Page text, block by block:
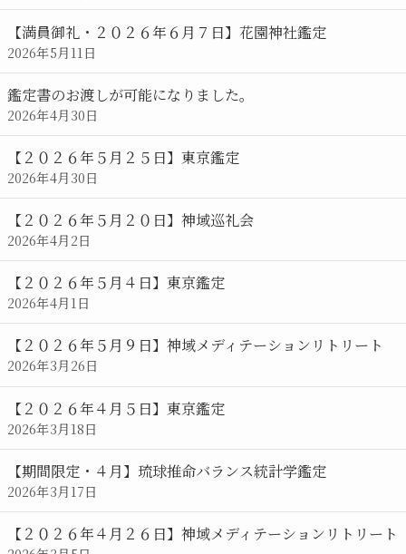
【満員御礼・２０２６年６月７日】花園神社鑑定
2026年5月11日
鑑定書のお渡しが可能になりました。
2026年4月30日
【２０２６年５月２５日】東京鑑定
2026年4月30日
【２０２６年５月２０日】神域巡礼会
2026年4月2日
【２０２６年５月４日】東京鑑定
2026年4月1日
【２０２６年５月９日】神域メディテーションリトリート
2026年3月26日
【２０２６年４月５日】東京鑑定
2026年3月18日
【期間限定・４月】琉球推命バランス統計学鑑定
2026年3月17日
【２０２６年４月２６日】神域メディテーションリトリート